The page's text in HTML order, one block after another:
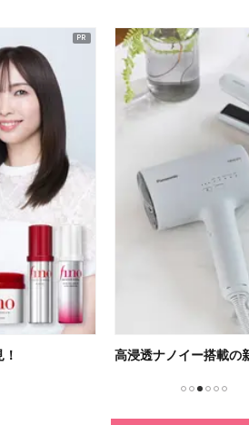
高浸透ナノイー搭載の新ナノケア